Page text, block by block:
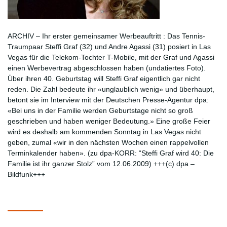
ARCHIV – Ihr erster gemeinsamer Werbeauftritt : Das Tennis-
Traumpaar Steffi Graf (32) und Andre Agassi (31) posiert in Las
Vegas für die Telekom-Tochter T-Mobile, mit der Graf und Agassi
einen Werbevertrag abgeschlossen haben (undatiertes Foto).
Über ihren 40. Geburtstag will Steffi Graf eigentlich gar nicht
reden. Die Zahl bedeute ihr «unglaublich wenig» und überhaupt,
betont sie im Interview mit der Deutschen Presse-Agentur dpa:
«Bei uns in der Familie werden Geburtstage nicht so groß
geschrieben und haben weniger Bedeutung.» Eine große Feier
wird es deshalb am kommenden Sonntag in Las Vegas nicht
geben, zumal «wir in den nächsten Wochen einen rappelvollen
Terminkalender haben». (zu dpa-KORR: “Steffi Graf wird 40: Die
Familie ist ihr ganzer Stolz” vom 12.06.2009) +++(c) dpa –
Bildfunk+++